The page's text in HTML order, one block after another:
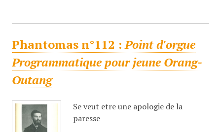
Phantomas n°112 :Point d'orgue
Programmatique pour jeune Orang-
Outang
Se veut etre une apologie de la
paresse